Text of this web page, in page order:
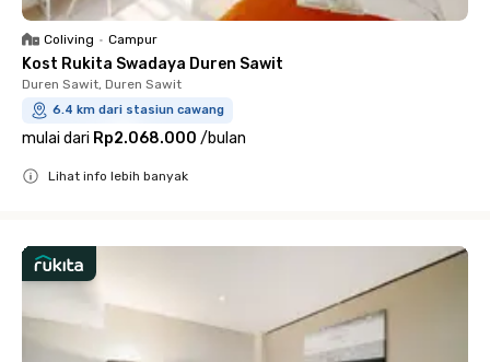
Coliving • Campur
Kost Rukita Swadaya Duren Sawit
Duren Sawit, Duren Sawit
6.4 km dari stasiun cawang
mulai dari Rp2.068.000 /bulan
Lihat info lebih banyak